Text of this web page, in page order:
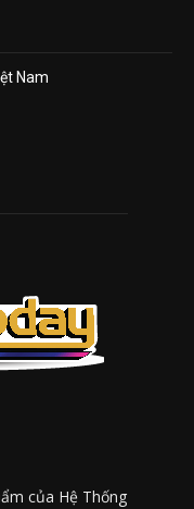
Nam
của Hệ Thống